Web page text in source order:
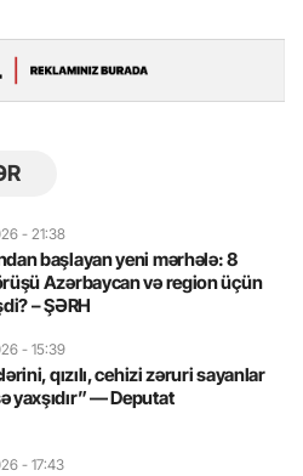
- 21:38
başlayan yeni mərhələ: 8
Azərbaycan və region üçün
– ŞƏRH
- 15:39
qızılı, cehizi zəruri sayanlar
yaxşıdır” — Deputat
- 17:43